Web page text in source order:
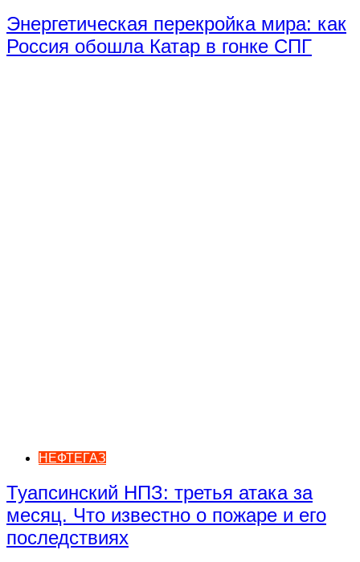
Энергетическая перекройка мира: как
Россия обошла Катар в гонке СПГ
НЕФТЕГАЗ
Туапсинский НПЗ: третья атака за
месяц. Что известно о пожаре и его
последствиях